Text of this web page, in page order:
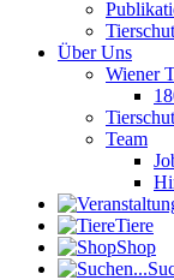
Über Uns
Wiener
Team
Tiere
Shop